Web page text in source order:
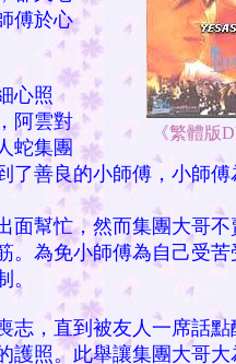
《繁體版
傅於心
心照
阿雲對
蛇集團
了善良的小師傅，小師傅
面幫忙，然而集團大哥
。為免小師傅為自己受
。
，直到被友人一席話點
護照。此舉讓集團大哥大